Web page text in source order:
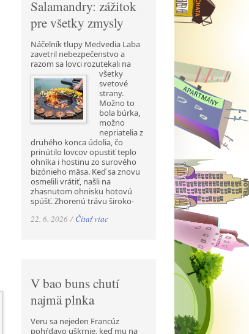
Salamandry: zážitok
pre všetky zmysly
Náčelník tlupy Medvedia Laba
zavetril nebezpečenstvo a
razom sa lovci rozutekali na
všetky
svetové
strany.
Možno to
bola búrka,
možno
nepriatelia z
druhého konca údolia, čo
prinútilo lovcov opustiť teplo
ohníka i hostinu zo surového
bizónieho mäsa. Keď sa znovu
osmelili vrátiť, našli na
zhasnutom ohnisku hotovú
spúšť. Zhorenú trávu široko-
22. 6. 2026 / Čítať viac
V bao buns chutí
najmä plnka
Veru sa nejeden Francúz
pohŕdavo uškrnie, keď mu na